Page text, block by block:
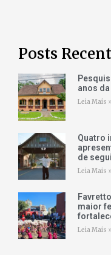
Posts
anos
Leia Mais
Quatro
de
Leia Mais
maior
Leia Mais